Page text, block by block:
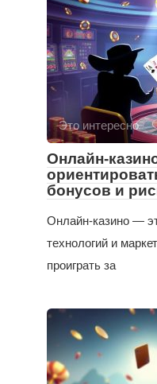
Это интересно
Онлайн-
бонусов и
Онлайн-казино —
технологий и
проиграть за